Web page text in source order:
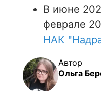
В июне
феврале
НАК
Автор
Ольга